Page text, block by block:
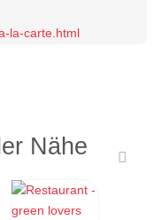
la-carte.html
Nähe